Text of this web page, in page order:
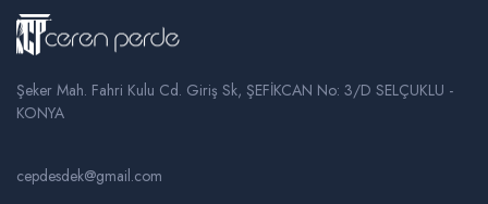
Şeker Mah. Fahri Kulu Cd. Giriş Sk, ŞEFİKCAN No: 3/D SELÇUKLU -
KONYA
cepdesdek@gmail.com